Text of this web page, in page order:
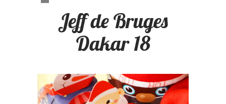
Jeff de Bruges
Dakar 18